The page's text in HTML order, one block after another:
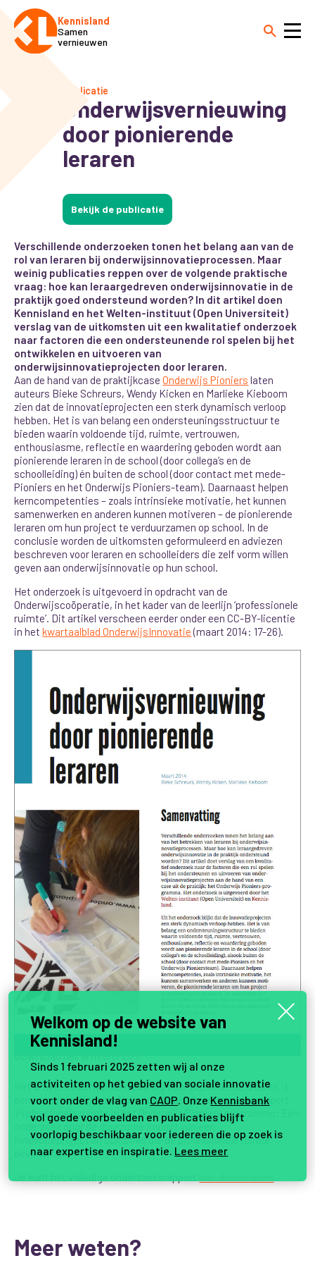
Kennisland
Samen
vernieuwen
Publicatie
Onderwijsvernieuwing
door pionierende
leraren
Bekijk de publicatie
Verschillende onderzoeken tonen het belang aan van de
rol van leraren bij onderwijsinnovatieprocessen. Maar
weinig publicaties reppen over de volgende praktische
vraag: hoe kan leraargedreven onderwijsinnovatie in de
praktijk goed ondersteund worden? In dit artikel doen
Kennisland en het Welten-instituut (Open Universiteit)
verslag van de uitkomsten uit een kwalitatief onderzoek
naar factoren die een ondersteunende rol spelen bij het
ontwikkelen en uitvoeren van
onderwijsinnovatieprojecten door leraren.
Aan de hand van de praktijkcaseOnderwijs Pioniers laten
auteurs Bieke Schreurs, Wendy Kicken en Marlieke Kieboom
zien dat de innovatieprojecten een sterk dynamisch verloop
hebben. Het is van belang een ondersteuningsstructuur te
bieden waarin voldoende tijd, ruimte, vertrouwen,
enthousiasme, reflectie en waardering geboden wordt aan
pionierende leraren in de school (door collega’s en de
schoolleiding) én buiten de school (door contact met mede-
Pioniers en het Onderwijs Pioniers-team). Daarnaast helpen
kerncompetenties – zoals intrinsieke motivatie, het kunnen
samenwerken en anderen kunnen motiveren – de pionierende
leraren om hun project te verduurzamen op school. In de
conclusie worden de uitkomsten geformuleerd en adviezen
beschreven voor leraren en schoolleiders die zelf vorm willen
geven aan onderwijsinnovatie op hun school.
Het onderzoek is uitgevoerd in opdracht van de
Onderwijscoöperatie, in het kader van de leerlijn ‘professionele
ruimte’. Dit artikel verscheen eerder onder een CC-BY-licentie
in hetkwartaalblad OnderwijsInnovatie(maart 2014: 17-26).
Het artikel ‘Onderwijsvernieuwing door pionierende leraren
een samenvatting van het onderliggende onderzoeksrapport
Professionele ruimte in het Onderwijs Pioniers programma: Een
onderzoek naar de duurzame impact van een
innovatieproject en condities die de professionele ruimte
bevorderen‘.
Meer weten?
Welkom op de website van
Kennisland!
Sinds 1 februari 2025 zetten wij al onze
activiteiten op het gebied van sociale innovatie
voort onder de vlag van CAOP. Onze Kennisbank
vol goede voorbeelden en publicaties blijft
voorlopig beschikbaar voor iedereen die op zoek is
naar expertise en inspiratie. Lees meer